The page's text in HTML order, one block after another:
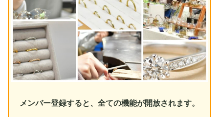
メンバー登録すると、全ての機能が開放されます。